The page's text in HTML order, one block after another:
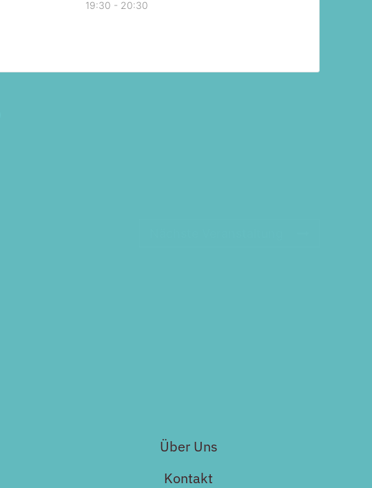
19:30 - 20:30
Über Uns
Kontakt